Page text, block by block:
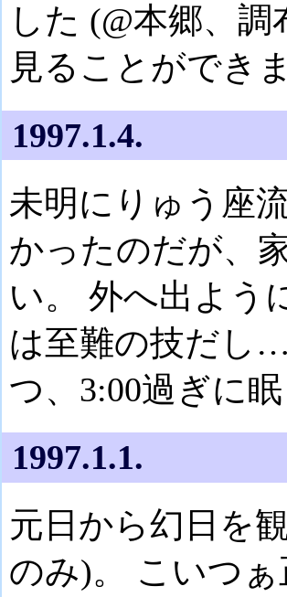
した (@本郷、
見ることができ
1997.1.4.
未明にりゅう座
かったのだが、
い。 外へ出よう
は至難の技だし
つ、3:00過ぎに
1997.1.1.
元日から幻日を
のみ)。 こいつ